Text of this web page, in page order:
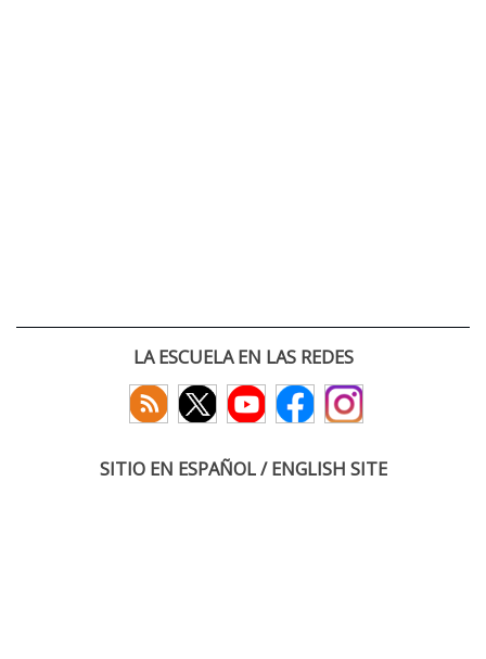
LA ESCUELA EN LAS REDES
SITIO EN ESPAÑOL / ENGLISH SITE